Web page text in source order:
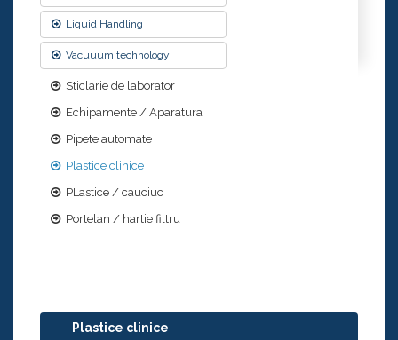
Liquid Handling
Vacuuum technology
Sticlarie de laborator
Echipamente / Aparatura
Pipete automate
Plastice clinice
PLastice / cauciuc
Portelan / hartie filtru
Plastice clinice